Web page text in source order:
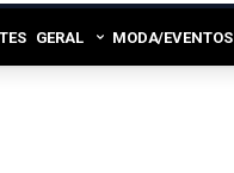
GERAL MODA/EVENTOS